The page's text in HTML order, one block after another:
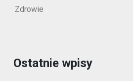
Zdrowie
Ostatnie wpisy